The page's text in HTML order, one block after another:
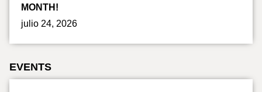
MONTH!
julio 24, 2026
EVENTS